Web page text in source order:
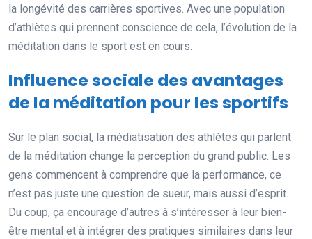
la longévité des carrières sportives. Avec une population
d’athlètes qui prennent conscience de cela, l’évolution de la
méditation dans le sport est en cours.
Influence sociale des avantages
de la méditation pour les sportifs
Sur le plan social, la médiatisation des athlètes qui parlent
de la méditation change la perception du grand public. Les
gens commencent à comprendre que la performance, ce
n’est pas juste une question de sueur, mais aussi d’esprit.
Du coup, ça encourage d’autres à s’intéresser à leur bien-
être mental et à intégrer des pratiques similaires dans leur